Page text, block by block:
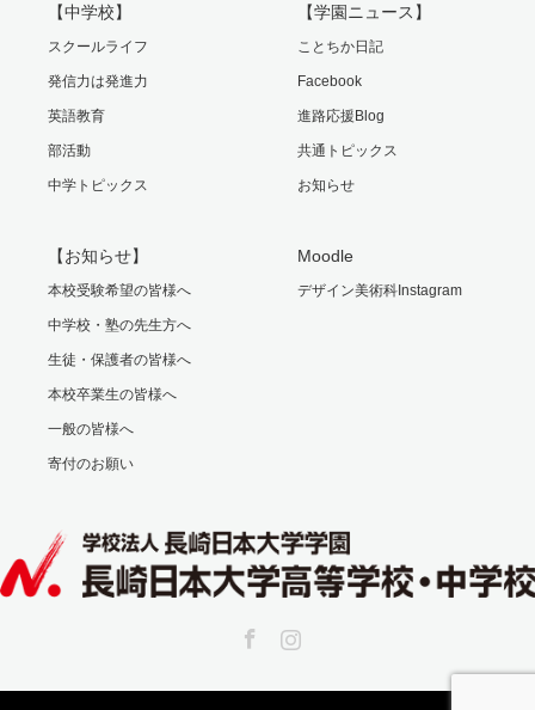
【中学校】
スクールライフ
発信力は発進力
英語教育
部活動
中学トピックス
【学園ニュース】
ことちか日記
Facebook
進路応援Blog
共通トピックス
お知らせ
【お知らせ】
本校受験希望の皆様へ
中学校・塾の先生方へ
生徒・保護者の皆様へ
本校卒業生の皆様へ
一般の皆様へ
寄付のお願い
Moodle
デザイン美術科Instagram